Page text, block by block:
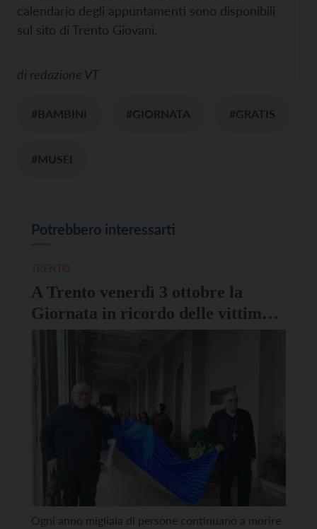
calendario degli appuntamenti sono disponibili
sul sito di Trento Giovani.
di redazione VT
#BAMBINI #GIORNATA #GRATIS
#MUSEI
Potrebbero interessarti
A Trento venerdì 3 ottobre la
Giornata in ricordo delle vittime
di immigrazione
Ogni anno migliaia di persone continuano a morire